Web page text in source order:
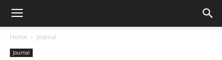
Home Journal
Journal